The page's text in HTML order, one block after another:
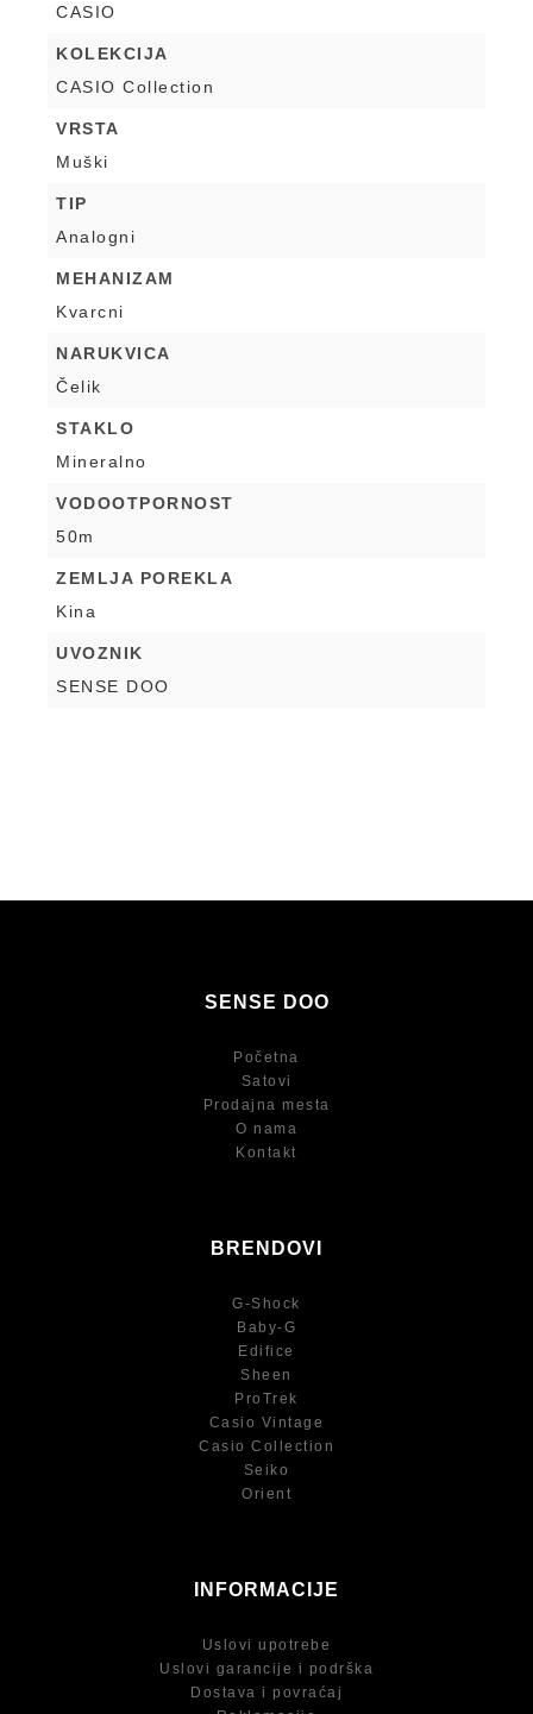
CASIO
KOLEKCIJA
CASIO Collection
VRSTA
Muški
TIP
Analogni
MEHANIZAM
Kvarcni
NARUKVICA
Čelik
STAKLO
Mineralno
VODOOTPORNOST
50m
ZEMLJA POREKLA
Kina
UVOZNIK
SENSE DOO
SENSE DOO
Početna
Satovi
Prodajna mesta
O nama
Kontakt
BRENDOVI
G-Shock
Baby-G
Edifice
Sheen
ProTrek
Casio Vintage
Casio Collection
Seiko
Orient
INFORMACIJE
Uslovi upotrebe
Uslovi garancije i podrška
Dostava i povraćaj